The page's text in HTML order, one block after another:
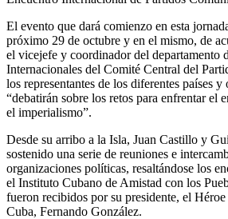
El evento que dará comienzo en esta
próximo 29 de octubre y en el mismo, de
el vicejefe y coordinador del departamento
Internacionales del Comité Central del
los representantes de los diferentes países
“debatirán sobre los retos para enfrentar el
el imperialismo”.
Desde su arribo a la Isla, Juan Castillo y
sostenido una serie de reuniones e
organizaciones políticas, resaltándose los
el Instituto Cubano de Amistad con los
fueron recibidos por su presidente, el
Cuba, Fernando González.